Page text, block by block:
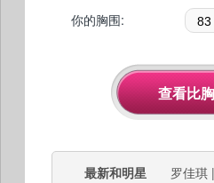
你的胸围:
最新和明星
罗佳琪